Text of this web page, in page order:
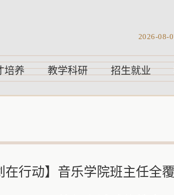
2026-08-
培养 教学科研 招生就业
在行动】音乐学院班主任全